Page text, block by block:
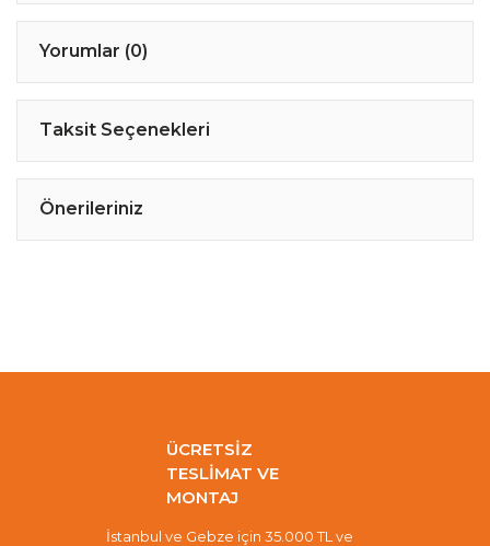
Yorumlar (0)
Taksit Seçenekleri
Önerileriniz
ÜCRETSİZ
TESLİMAT VE
MONTAJ
İstanbul ve Gebze için 35.000 TL ve